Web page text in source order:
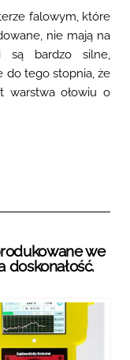
falowym, które
nie mają na
są bardzo silne,
do tego stopnia, że
warstwa ołowiu o
we
doskonałość.